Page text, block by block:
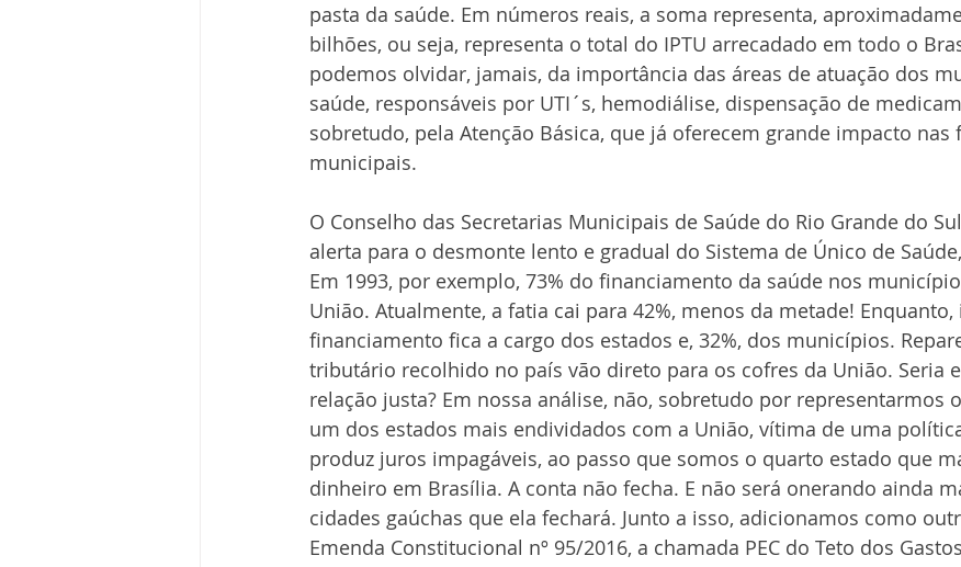
pasta da saúde. Em números reais, a soma representa,
bilhões, ou seja, representa o total do IPTU arrecadado em todo o
podemos olvidar, jamais, da importância das áreas de atuação dos
saúde, responsáveis por UTI´s, hemodiálise, dispensação de
sobretudo, pela Atenção Básica, que já oferecem grande impacto nas
municipais.
O Conselho das Secretarias Municipais de Saúde do Rio Grande do Sul
alerta para o desmonte lento e gradual do Sistema de Único de
Em 1993, por exemplo, 73% do financiamento da saúde nos
União. Atualmente, a fatia cai para 42%, menos da metade! Enquanto,
financiamento fica a cargo dos estados e, 32%, dos municípios.
tributário recolhido no país vão direto para os cofres da União. Seria
relação justa? Em nossa análise, não, sobretudo por representarmos
um dos estados mais endividados com a União, vítima de uma
produz juros impagáveis, ao passo que somos o quarto estado que
dinheiro em Brasília. A conta não fecha. E não será onerando ainda
cidades gaúchas que ela fechará. Junto a isso, adicionamos como
Emenda Constitucional nº 95/2016, a chamada PEC do Teto dos